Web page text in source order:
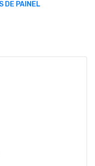
DE PAINEL